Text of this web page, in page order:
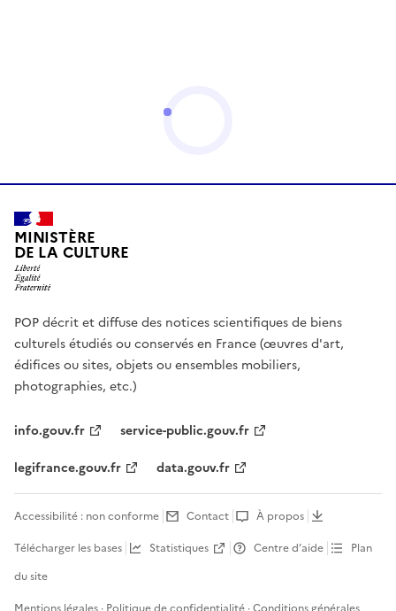
MINISTÈRE
DE LA CULTURE
POP décrit et diffuse des notices scientifiques de biens
culturels étudiés ou conservés en France (œuvres d'art,
édifices ou sites, objets ou ensembles mobiliers,
photographies, etc.)
info.gouv.fr
service-public.gouv.fr
legifrance.gouv.fr
data.gouv.fr
Accessibilité : non conforme Contact
À propos
Télécharger les bases
Statistiques Centre d’aide
Plan
du site